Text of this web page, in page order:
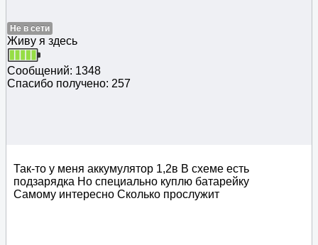
Не в сети
Живу я здесь
Сообщений: 1348
Спасибо получено: 257
Так-то у меня аккумулятор 1,2в В схеме есть
подзарядка Но специально куплю батарейку
Самому интересно Сколько прослужит